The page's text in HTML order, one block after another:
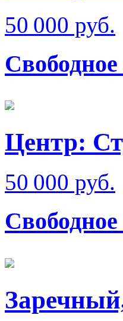
50 000 руб.
Центр:
50 000 руб.